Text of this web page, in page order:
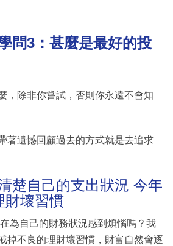
問3： 甚麼是最好的投
，除非你嘗試，否則你永遠不會知
著遺憾回顧過去的方式就是去追求
楚自己的支出狀況 今年
財壞習慣
為自己的財務狀況感到煩惱嗎？我
掉不良的理財壞習慣，財富自然會逐